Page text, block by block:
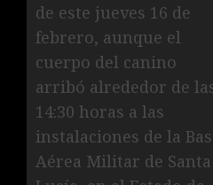
de este jueves 16 de
febrero, aunque el
cuerpo del canino
arribó alrededor de
14:30 horas a las
instalaciones de la
Aérea Militar de Santa